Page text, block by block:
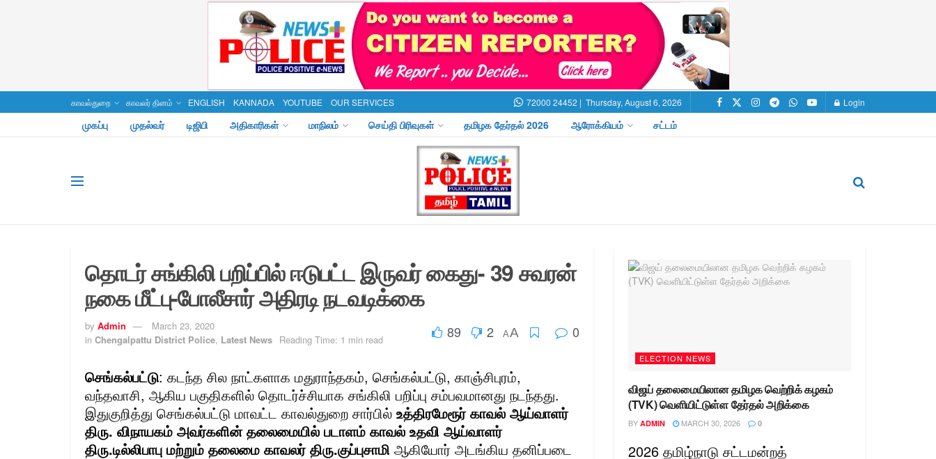
காவல்துறை காவலர் தினம் ENGLISH KANNADA YOUTUBE OUR SERVICES 72000 24452 | Thursday, August 6, 2026 Login
முகப்பு முதல்வர் டிஜிபி அதிகாரிகள் மாநிலம் செய்தி பிரிவுகள் தமிழக தேர்தல் 2026 ஆரோக்கியம் சட்டம்
தொடர் சங்கிலி பறிப்பில் ஈடுபட்ட இருவர் கைது- 39 சவரன்
நகை மீட்பு-போலீசார் அதிரடி நடவடிக்கை
by Admin
March 23, 2020
in Chengalpattu District Police, Latest News Reading Time: 1 min read 89 2 AA 0
செங்கல்பட்டு: கடந்த சில நாட்களாக மதுராந்தகம், செங்கல்பட்டு, காஞ்சிபுரம்,
வந்தவாசி, ஆகிய பகுதிகளில் தொடர்ச்சியாக சங்கிலி பறிப்பு சம்பவமானது நடந்தது.
இதுகுறித்து செங்கல்பட்டு மாவட்ட காவல்துறை சார்பில் உத்திரமேரூர் காவல் ஆய்வாளர்
திரு. விநாயகம் அவர்களின் தலைமையில் படாளம் காவல் உதவி ஆய்வாளர்
திரு.டில்லிபாபு மற்றும் தலைமை காவலர் திரு.குப்புசாமி ஆகியோர் அடங்கிய தனிப்படை
ELECTION NEWS
விஜய் தலைமையிலான தமிழக வெற்றிக் கழகம்
(TVK) வெளியிட்டுள்ள தேர்தல் அறிக்கை
BY ADMIN MARCH 30, 2026 0
2026 தமிழ்நாடு சட்டமன்றத்